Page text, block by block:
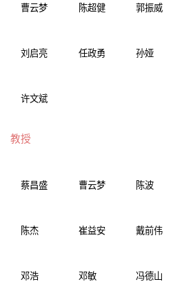
曹云梦 陈超健 郭振威
刘启亮 任政勇 孙娅
许文斌
教授
蔡昌盛 曹云梦 陈波
陈杰 崔益安 戴前伟
邓浩 邓敏 冯德山